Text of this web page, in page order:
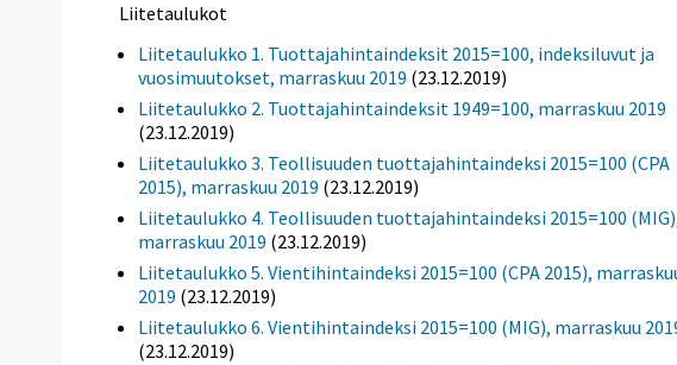
Liitetaulukot
Liitetaulukko 1. Tuottajahintaindeksit 2015=100, indeksiluvut ja
vuosimuutokset, marraskuu 2019 (23.12.2019)
Liitetaulukko 2. Tuottajahintaindeksit 1949=100, marraskuu 2019
(23.12.2019)
Liitetaulukko 3. Teollisuuden tuottajahintaindeksi 2015=100 (CPA
2015), marraskuu 2019 (23.12.2019)
Liitetaulukko 4. Teollisuuden tuottajahintaindeksi 2015=100
marraskuu 2019 (23.12.2019)
Liitetaulukko 5. Vientihintaindeksi 2015=100 (CPA 2015),
2019 (23.12.2019)
Liitetaulukko 6. Vientihintaindeksi 2015=100 (MIG), marraskuu
(23.12.2019)